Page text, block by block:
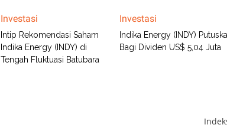
Investasi
Intip Rekomendasi Saham
Indika Energy (INDY) di
Tengah Fluktuasi Batubara
Investasi
Indika Energy (INDY)
Bagi Dividen US$ 5,04 Juta